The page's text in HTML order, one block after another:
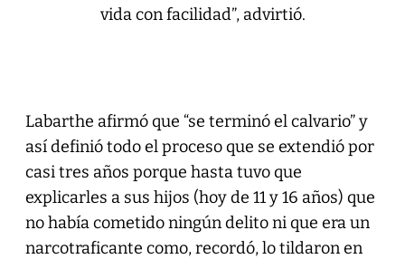
vida con facilidad”, advirtió.
Labarthe afirmó que “se terminó el calvario” y
así definió todo el proceso que se extendió por
casi tres años porque hasta tuvo que
explicarles a sus hijos (hoy de 11 y 16 años) que
no había cometido ningún delito ni que era un
narcotraficante como, recordó, lo tildaron en